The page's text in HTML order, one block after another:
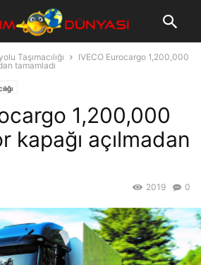
Taşımacılığı
IVECO Eurocargo 1,200,000
tamamladı
1,200,000
kapağı açılmadan
0
2019